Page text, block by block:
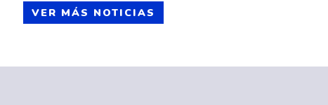
VER MÁS NOTICIAS